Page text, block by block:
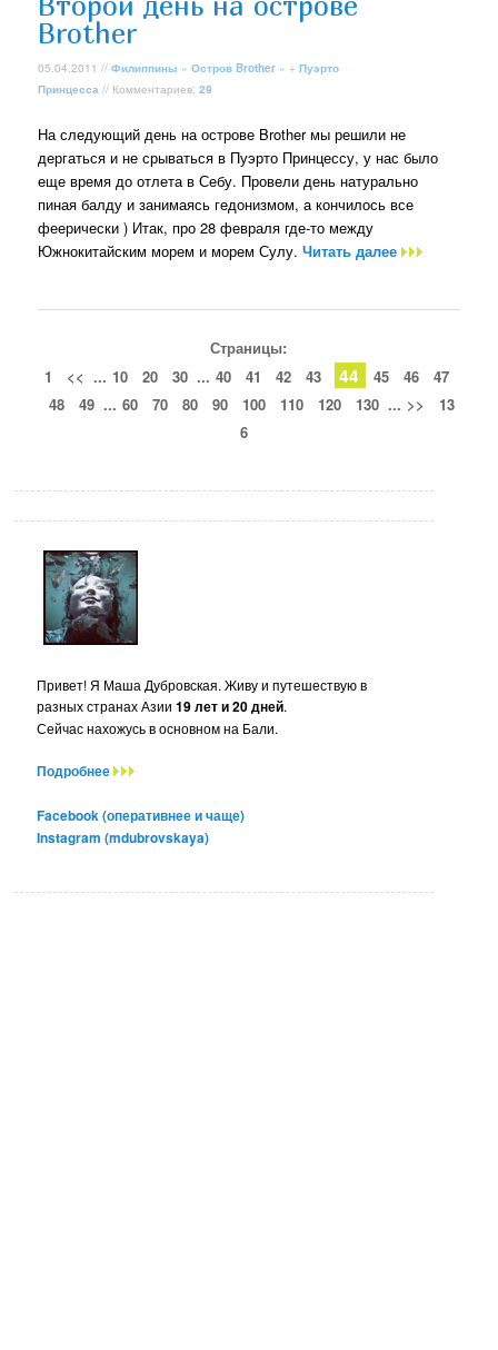
Brother
05.04.2011 //Филиппины »Остров Brother » +Пуэрто
Принцесса // Комментариев:29
На следующий день на острове Brother мы решили не
дергаться и не срываться в Пуэрто Принцессу, у нас было
еще время до отлета в Себу. Провели день натурально
пиная балду и занимаясь гедонизмом, а кончилось все
феерически ) Итак, про 28 февраля где-то между
Южнокитайским морем и морем Сулу.Читать далее
Страницы:
1
<< ... 10 20 30 ... 40 41 42 43 44 45 46
47
48
49 ... 60 70 80 90 100 110 120 130 ... >>
13
6
Привет! Я Маша Дубровская. Живу и путешествую в
разных странах Азии19 лет и 20 дней.
Сейчас нахожусь в основном на Бали.
Подробнее
Facebook (оперативнее и чаще)
Instagram (mdubrovskaya)